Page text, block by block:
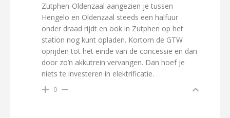
Zutphen-Oldenzaal aangezien je tussen
Hengelo en Oldenzaal steeds een halfuur
onder draad rijdt en ook in Zutphen op het
station nog kunt opladen. Kortom de GTW
oprijden tot het einde van de concessie en dan
door zo’n akkutrein vervangen. Dan hoef je
niets te investeren in elektrificatie.
0